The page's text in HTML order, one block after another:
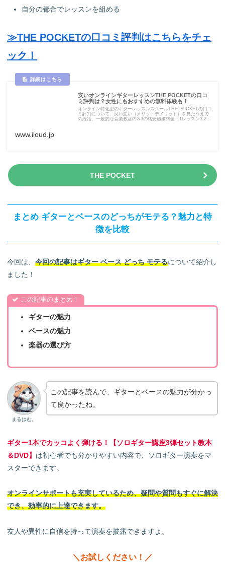
自分の都合でレッスンを組める
≫THE POCKETの口コミ評判はこちらをチェ
ック！
安いオンラインギターレッスンTHE POCKETの口コ
ミ評判は？女性にもおすすめの無料体験も！
オンライン特化型のギターレッスンスクールTHE POCKETの口コ
ミ評判について、良い悪い（メリットデメリット）を見たうえで
の総括、一般的な音楽教室の2/3の格安値級料金（1レッスン3,200
www.iloud.jp
THE POCKET
まとめ ギターとベースのどっちがモテる？魅力と特
徴を比較
今回は、 今回の記事はギター ベース どっち モテるについて紹介し
ました！
この記事のまとめ！
ギターの魅力
ベースの魅力
楽器の選び方
まるはむ。
この記事を読んで、ギターとベースの魅力が分かっ
て良かったね。
ギター1本でカッコよく弾ける！【ソロギター講座3弾セット教本
＆DVD】 は初心者でも分かりやすい内容で、ソロギター演奏をマ
スターできます。
オンラインサポートも充実しているため、疑問や質問もすぐに解決
でき、効率的に上達できます。
友人や異性に自信を持って演奏を披露できますよ。
＼お試しください！／